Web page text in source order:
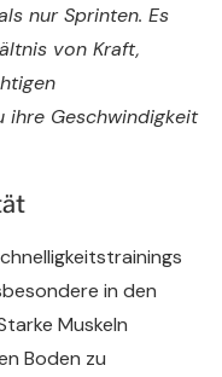
nur Sprinten. Es
von Kraft,
ihre Geschwindigkeit
in den
Muskeln
Boden zu